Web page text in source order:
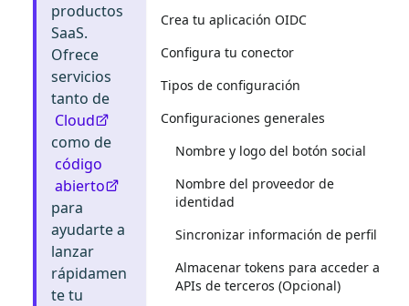
productos
SaaS.
Ofrece
servicios
tanto de
Cloud
como de
código
abierto
para
ayudarte a
lanzar
rápidamen
te tu
Crea tu aplicación OIDC
Configura tu conector
Tipos de configuración
Configuraciones generales
Nombre y logo del botón social
Nombre del proveedor de
identidad
Sincronizar información de perfil
Almacenar tokens para acceder a
APIs de terceros (Opcional)